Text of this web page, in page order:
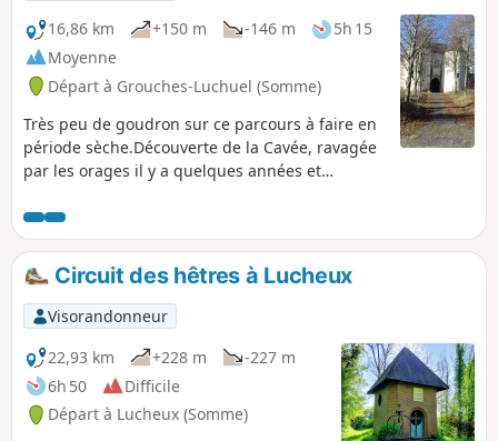
16,86 km
+150 m -146 m
5h 15
Moyenne
Départ à Grouches-Luchuel (Somme)
Très peu de goudron sur ce parcours à faire en
période sèche.Découverte de la Cavée, ravagée
par les orages il y a quelques années et
chemin sur l'ancienne voie ferrée (bien
ombragée) avant de descendre sur le beau
village de Grouches-Luchuel.
Circuit des hêtres à Lucheux
Visorandonneur
22,93 km
+228 m
-227 m
6h 50
Difficile
Départ à Lucheux (Somme)